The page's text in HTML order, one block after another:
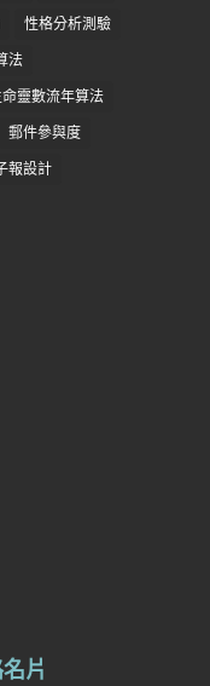
性格分析測驗
法
命靈數流年算法
郵件參與度
報設計
片